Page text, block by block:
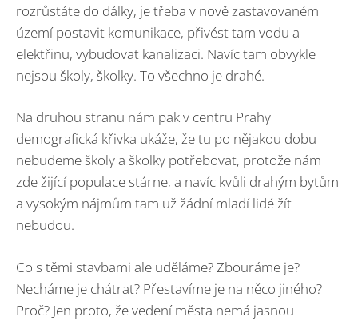
rozrůstáte do dálky, je třeba v nově zastavovaném
území postavit komunikace, přivést tam vodu a
elektřinu, vybudovat kanalizaci. Navíc tam obvykle
nejsou školy, školky. To všechno je drahé.
Na druhou stranu nám pak v centru Prahy
demografická křivka ukáže, že tu po nějakou dobu
nebudeme školy a školky potřebovat, protože nám
zde žijící populace stárne, a navíc kvůli drahým bytům
a vysokým nájmům tam už žádní mladí lidé žít
nebudou.
Co s těmi stavbami ale uděláme? Zbouráme je?
Necháme je chátrat? Přestavíme je na něco jiného?
Proč? Jen proto, že vedení města nemá jasnou